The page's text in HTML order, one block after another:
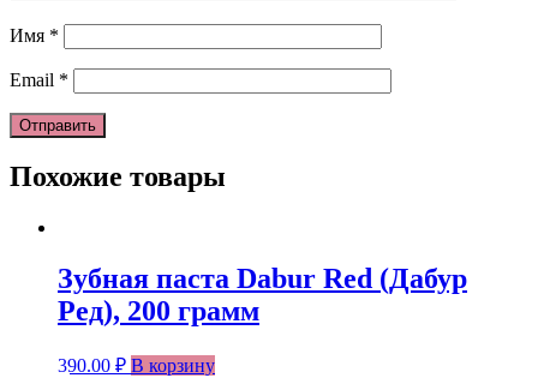
Имя *
Email *
Похожие товары
Зубная паста Dabur Red (Дабур
Ред), 200 грамм
390.00 ₽ В корзину